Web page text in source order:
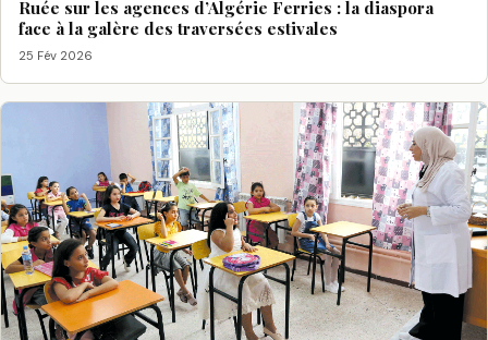
Ruée sur les agences d’Algérie Ferries : la diaspora
face à la galère des traversées estivales
25 Fév 2026